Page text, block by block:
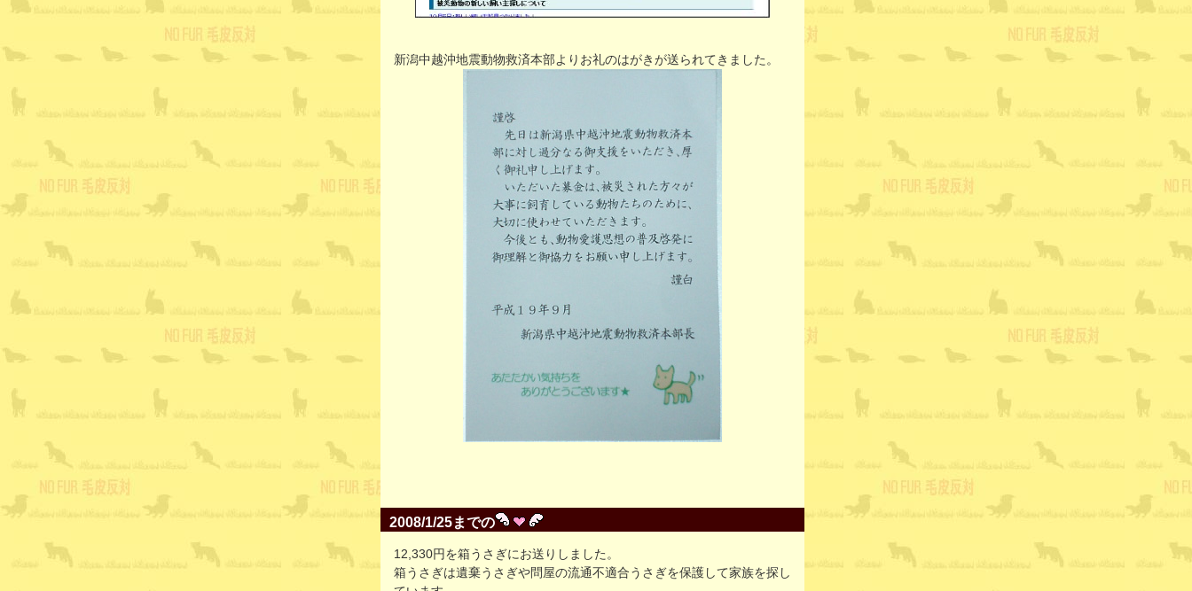
新潟中越沖地震動物救済本部よりお礼のはがきが送られてきました。
2008/1/25までの
12,330円を箱うさぎにお送りしました。
箱うさぎは遺棄うさぎや問屋の流通不適合うさぎを保護して家族を探し